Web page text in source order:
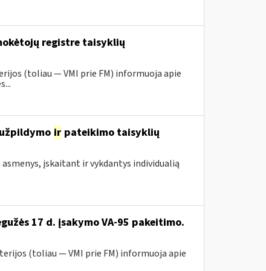
registre taisyklių
(toliau ― VMI prie FM) informuoja apie
irpateikimo taisyklių
įskaitant ir vykdantys individualią
17 d. įsakymo VA-95 pakeitimo.
(toliau ― VMI prie FM) informuoja apie